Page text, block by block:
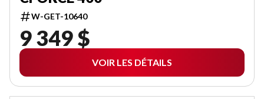
W-GET-10640
9 349 $
VOIR LES DÉTAILS